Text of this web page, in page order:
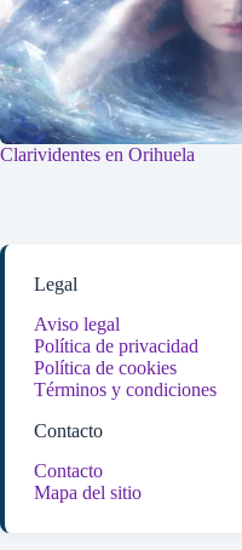
Clarividentes en Orihuela
Legal
Aviso legal
Política de privacidad
Política de cookies
Términos y condiciones
Contacto
Contacto
Mapa del sitio